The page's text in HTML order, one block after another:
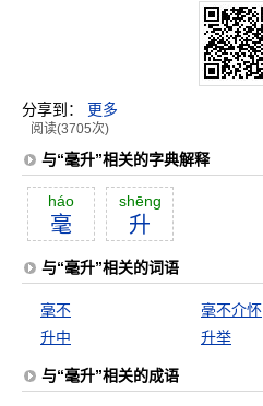
分享到： 更多
阅读(3705次)
与“毫升”相关的字典解释
háo
毫
shēng
升
与“毫升”相关的词语
毫不 毫不介怀
升中
升举
与“毫升”相关的成语